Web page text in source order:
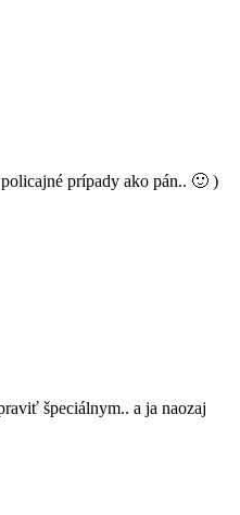
prípady ako pán.. 🙂 )
špeciálnym.. a ja naozaj